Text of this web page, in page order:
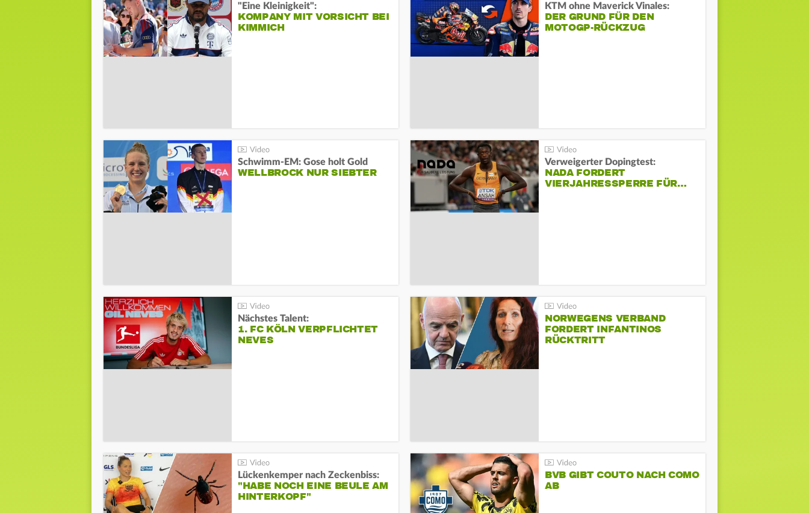
"Eine Kleinigkeit":
KOMPANY MIT VORSICHT BEI
KIMMICH
KTM ohne Maverick Vinales:
DER GRUND FÜR DEN
MOTOGP-RÜCKZUG
Schwimm-EM: Gose holt Gold
WELLBROCK NUR SIEBTER
Verweigerter Dopingtest:
NADA FORDERT
VIERJAHRESSPERRE FÜR…
Nächstes Talent:
1. FC KÖLN VERPFLICHTET
NEVES
NORWEGENS VERBAND
FORDERT INFANTINOS
RÜCKTRITT
Lückenkemper nach Zeckenbiss:
"HABE NOCH EINE BEULE AM
HINTERKOPF"
BVB GIBT COUTO NACH COMO
AB